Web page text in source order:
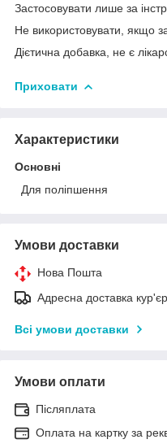
Застосовувати лише за
Не використовувати, якщо
Дієтична добавка, не є
Приховати
Характеристики
Основні
Для поліпшення
Умови доставки
Нова Пошта
Адресна доставка
Всі умови доставки
Умови оплати
Післяплата
Оплата на картку за